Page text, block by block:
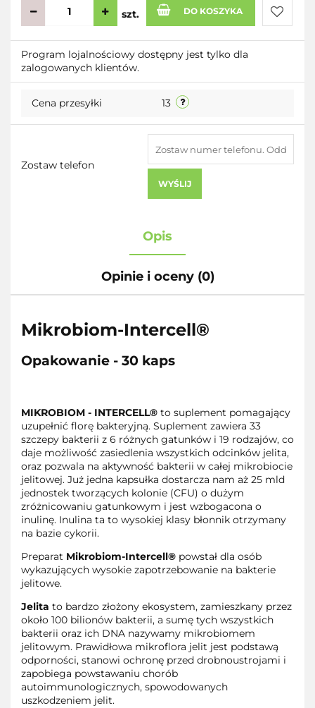
szt. DO KOSZYKA
Do
Program lojalnościowy dostępny jest tylko dla
zalogowanych klientów.
Cena przesyłki 13
Zostaw telefon
WYŚLIJ
Opis
Opinie i oceny (0)
Mikrobiom-Intercell®
Opakowanie - 30 kaps
MIKROBIOM - INTERCELL® to suplement pomagający
uzupełnić florę bakteryjną. Suplement zawiera 33
szczepy bakterii z 6 różnych gatunków i 19 rodzajów, co
daje możliwość zasiedlenia wszystkich odcinków jelita,
oraz pozwala na aktywność bakterii w całej mikrobiocie
jelitowej. Już jedna kapsułka dostarcza nam aż 25 mld
jednostek tworzących kolonie (CFU) o dużym
zróżnicowaniu gatunkowym i jest wzbogacona o
inulinę. Inulina ta to wysokiej klasy błonnik otrzymany
na bazie cykorii.
Preparat Mikrobiom-Intercell® powstał dla osób
wykazujących wysokie zapotrzebowanie na bakterie
jelitowe.
Jelita to bardzo złożony ekosystem, zamieszkany przez
około 100 bilionów bakterii, a sumę tych wszystkich
bakterii oraz ich DNA nazywamy mikrobiomem
jelitowym. Prawidłowa mikroflora jelit jest podstawą
odporności, stanowi ochronę przed drobnoustrojami i
zapobiega powstawaniu chorób
autoimmunologicznych, spowodowanych
uszkodzeniem jelit.